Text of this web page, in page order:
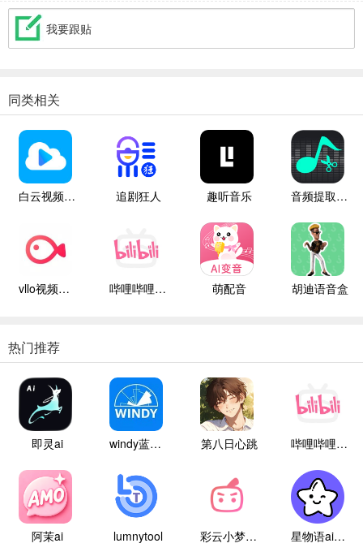
我要跟贴
同类相关
白云视频追剧 追剧狂人 趣听音乐 音频提取管家
vllo视频剪辑 哔哩哔哩白色版 萌配音 胡迪语音盒
热门推荐
即灵ai windy蓝色气象 第八日心跳 哔哩哔哩白色版
阿茉ai lumnytool 彩云小梦国际版 星物语ai聊天